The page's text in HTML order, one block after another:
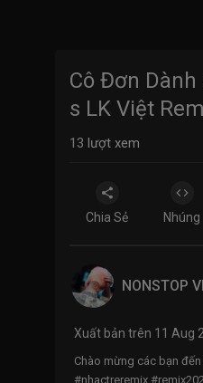
Cô Đơn Dành
s LK Việt
13 lượt xem
Chia Sẻ Nhúng
NONSTOP
Xuất bản trên 11 Aug
Chào mừng các bạn đến
#nhactreremix​